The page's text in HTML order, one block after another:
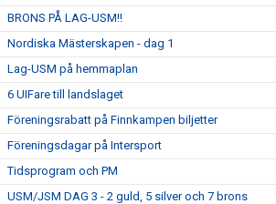
BRONS PÅ LAG-USM!!
Nordiska Mästerskapen - dag 1
Lag-USM på hemmaplan
6 UIFare till landslaget
Föreningsrabatt på Finnkampen biljetter
Föreningsdagar på Intersport
Tidsprogram och PM
USM/JSM DAG 3 - 2 guld, 5 silver och 7 brons